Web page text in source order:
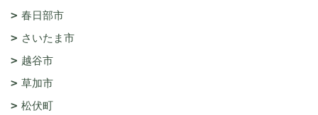
春日部市
さいたま市
越谷市
草加市
松伏町